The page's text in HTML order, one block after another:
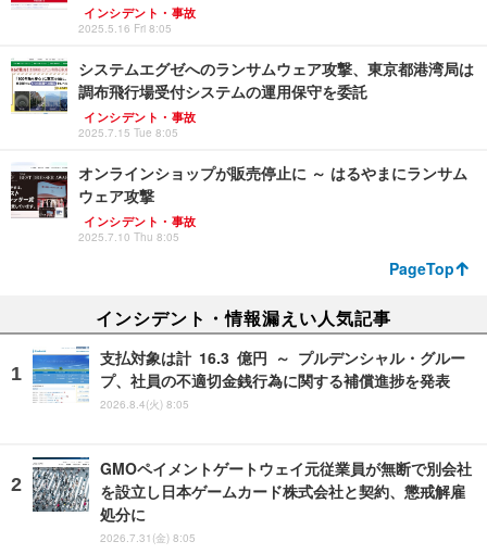
インシデント・事故
2025.5.16 Fri 8:05
システムエグゼへのランサムウェア攻撃、東京都港湾局は
調布飛行場受付システムの運用保守を委託
インシデント・事故
2025.7.15 Tue 8:05
オンラインショップが販売停止に ～ はるやまにランサム
ウェア攻撃
インシデント・事故
2025.7.10 Thu 8:05
PageTop
インシデント・情報漏えい人気記事
支払対象は計 16.3 億円 ～ プルデンシャル・グルー
プ、社員の不適切金銭行為に関する補償進捗を発表
2026.8.4(火) 8:05
GMOペイメントゲートウェイ元従業員が無断で別会社
を設立し日本ゲームカード株式会社と契約、懲戒解雇
処分に
2026.7.31(金) 8:05